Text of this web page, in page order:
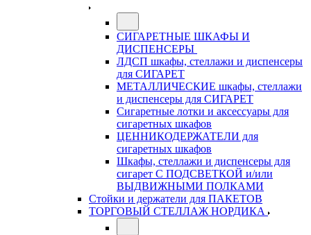
СИГАРЕТНЫЕ ШКАФЫ И
ДИСПЕНСЕРЫ
ЛДСП шкафы, стеллажи и диспенсеры
для СИГАРЕТ
МЕТАЛЛИЧЕСКИЕ шкафы, стеллажи
и диспенсеры для СИГАРЕТ
Сигаретные лотки и аксессуары для
сигаретных шкафов
ЦЕННИКОДЕРЖАТЕЛИ для
сигаретных шкафов
Шкафы, стеллажи и диспенсеры для
сигарет С ПОДСВЕТКОЙ и/или
ВЫДВИЖНЫМИ ПОЛКАМИ
Стойки и держатели для ПАКЕТОВ
ТОРГОВЫЙ СТЕЛЛАЖ НОРДИКА